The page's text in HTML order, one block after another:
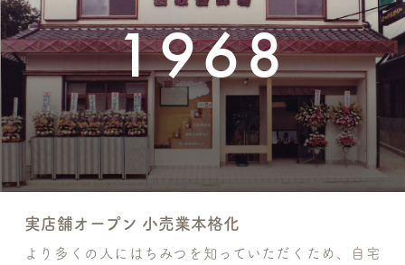
1968
実店舗オープン 小売業本格化
より多くの人にはちみつを知っていただくため、自宅